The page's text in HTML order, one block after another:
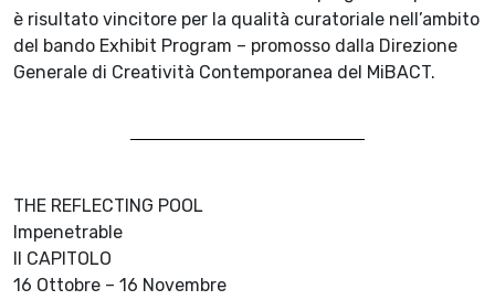
è risultato vincitore per la qualità curatoriale nell’ambito
del bando Exhibit Program – promosso dalla Direzione
Generale di Creatività Contemporanea del MiBACT.
THE REFLECTING POOL
Impenetrable
II CAPITOLO
16 Ottobre – 16 Novembre